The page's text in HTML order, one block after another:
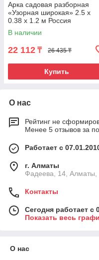
Арка садовая разборная
«Узорная широкая» 2.5 х
0.38 х 1.2 м Россия
В наличии
22 112 ₸ 26 435 ₸
Купить
О нас
Рейтинг не
Менее 5 отзывов за
Работает с
г. Алматы
Фадеева, 14, Алматы,
Контакты
Сегодня работает с
Показать весь
О нас